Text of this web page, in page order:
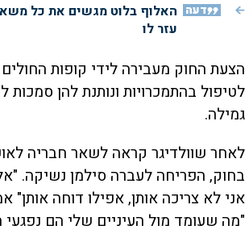
דעה האלוף בלוט מגשים את כל
עזר לו
הצעת החוק מעבירה לידי קופות
לטיפול בהתמכרויות ונותנת להן סמכות
גמילה.
לאחר שוולדיגר קראה לשאר חבריה
בחוק, הפריחה לעברה סילמן נשיקה.
אני לא צריכה אותן, אפילו דוחה אותן"
"מה שעומד מול העיניים שלי הם